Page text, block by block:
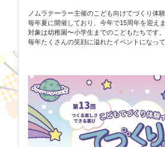
ノムラテーラー主催のこども向けてづくり体
毎年夏に開催しており、今年で15周年を迎えま
対象は幼稚園〜小学生までのこどもたちです。
毎年たくさんの笑顔に溢れたイベントになっ